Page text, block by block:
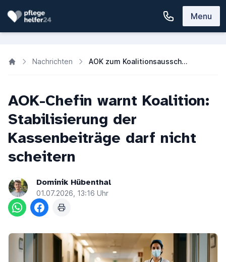
Menu
Nachrichten AOK zum Koalitionsausschuss: Pflege- und Kassenbeiträge nicht opfern
AOK-Chefin warnt Koalition:
Stabilisierung der
Kassenbeiträge darf nicht
scheitern
Dominik Hübenthal
01.07.2026, 13:16 Uhr